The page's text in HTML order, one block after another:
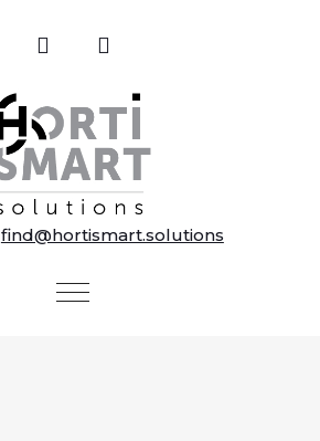
find@hortismart.solutions
Toggle